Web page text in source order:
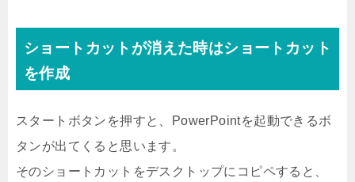
ショートカットが消えた時はショートカット
を作成
スタートボタンを押すと、PowerPointを起動できるボ
タンが出てくると思います。
そのショートカットをデスクトップにコピペすると、